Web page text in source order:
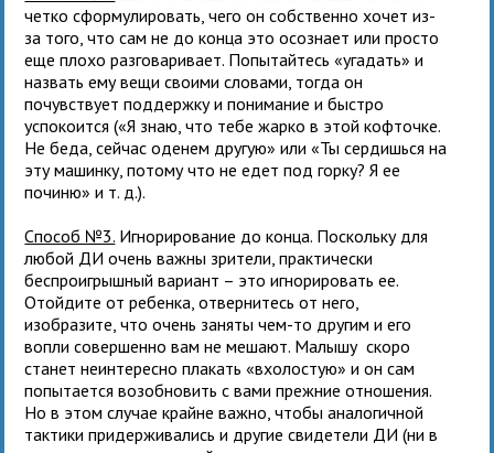
четко сформулировать, чего он собственно хочет из-
за того, что сам не до конца это осознает или просто
еще плохо разговаривает. Попытайтесь «угадать» и
назвать ему вещи своими словами, тогда он
почувствует поддержку и понимание и быстро
успокоится («Я знаю, что тебе жарко в этой кофточке.
Не беда, сейчас оденем другую» или «Ты сердишься на
эту машинку, потому что не едет под горку? Я ее
починю» и т. д.).
Способ №3. Игнорирование до конца. Поскольку для
любой ДИ очень важны зрители, практически
беспроигрышный вариант – это игнорировать ее.
Отойдите от ребенка, отвернитесь от него,
изобразите, что очень заняты чем-то другим и его
вопли совершенно вам не мешают. Малышу скоро
станет неинтересно плакать «вхолостую» и он сам
попытается возобновить с вами прежние отношения.
Но в этом случае крайне важно, чтобы аналогичной
тактики придерживались и другие свидетели ДИ (ни в